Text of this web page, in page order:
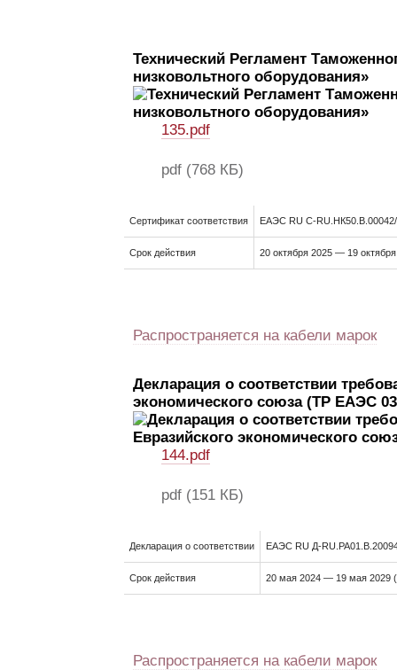
Технический Регламент
низковольтного оборудования»
135.pdf
pdf (768 КБ)
Сертификат соответствия ЕАЭС RU C-
Срок действия 20 октября 2025 — 19
Распространяется на кабели марок
Декларация о соответствии
экономического союза (ТР ЕАЭС
144.pdf
pdf (151 КБ)
Декларация о соответствии ЕАЭС RU Д-
Срок действия 20 мая 2024 — 19 мая 2029
Распространяется на кабели марок